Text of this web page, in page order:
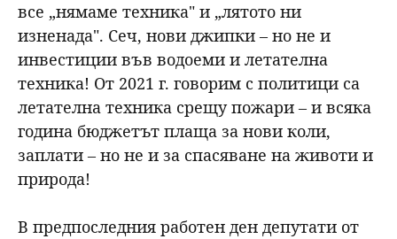
все „нямаме техника" и „лятото ни
изненада". Сеч, нови джипки – но не и
инвестиции във водоеми и летателна
техника! От 2021 г. говорим с политици са
летателна техника срещу пожари – и всяка
година бюджетът плаща за нови коли,
заплати – но не и за спасяване на животи и
природа!
В предпоследния работен ден депутати от